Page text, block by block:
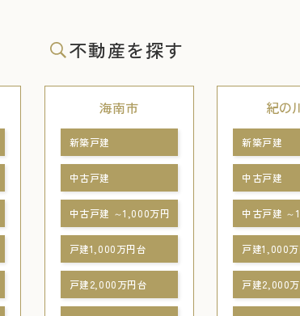
不動産を探す
海南市
新築戸建
中古戸建
中古戸建 ～1,000万円
戸建1,000万円台
戸建2,000万円台
紀の
新築戸建
中古戸建
中古戸建 ～
戸建1,000
戸建2,000